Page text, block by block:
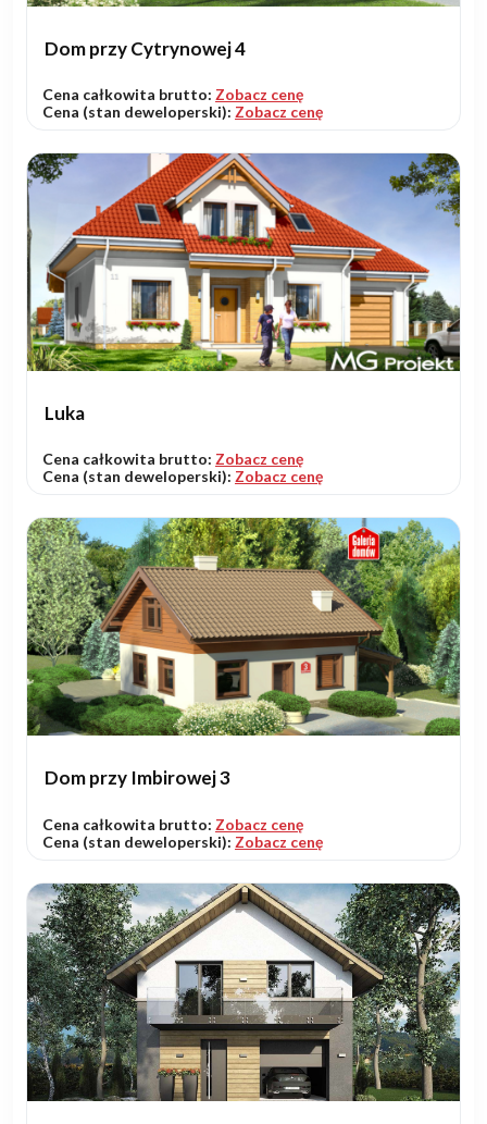
Dom przy Cytrynowej 4
Cena całkowita brutto: Zobacz cenę
Cena (stan deweloperski): Zobacz cenę
Luka
Cena całkowita brutto: Zobacz cenę
Cena (stan deweloperski): Zobacz cenę
Dom przy Imbirowej 3
Cena całkowita brutto: Zobacz cenę
Cena (stan deweloperski): Zobacz cenę